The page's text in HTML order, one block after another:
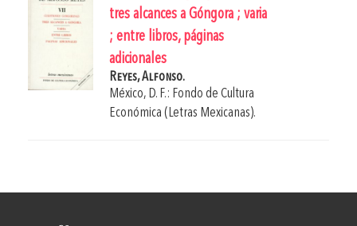
tres alcances a Góngora ; varia
; entre libros, páginas
adicionales
Reyes, Alfonso.
México, D. F.: Fondo de Cultura
Económica (Letras Mexicanas).